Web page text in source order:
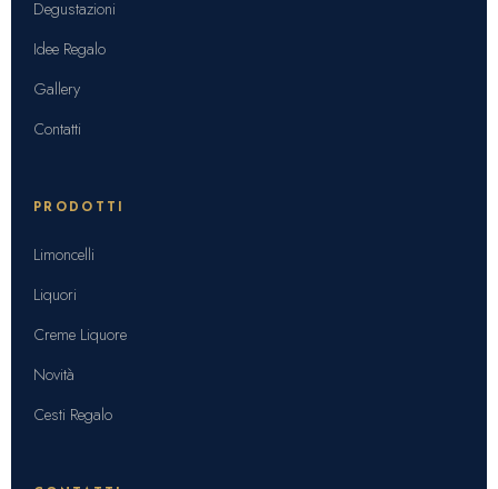
Degustazioni
Idee Regalo
Gallery
Contatti
PRODOTTI
Limoncelli
Liquori
Creme Liquore
Novità
Cesti Regalo